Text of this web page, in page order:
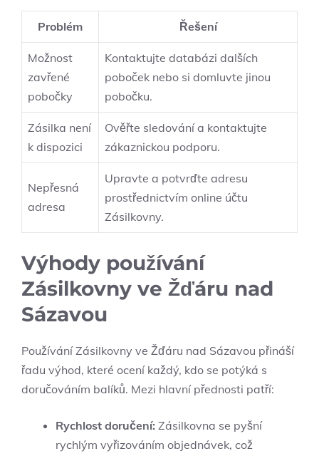
Problém Řešení
Možnost
zavřené
pobočky
Kontaktujte databázi dalších
poboček nebo si domluvte jinou
pobočku.
Zásilka není
k dispozici
Ověřte sledování a kontaktujte
zákaznickou podporu.
Nepřesná
adresa
Upravte a potvrďte adresu
prostřednictvím online účtu
Zásilkovny.
Výhody používání
Zásilkovny ve Žďáru nad
Sázavou
Používání Zásilkovny ve Žďáru nad Sázavou přináší
řadu výhod, které ocení každý, kdo se potýká s
doručováním balíků. Mezi hlavní přednosti patří:
Rychlost doručení: Zásilkovna se pyšní
rychlým vyřizováním objednávek, což